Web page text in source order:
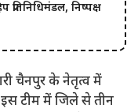
प्रतिनिधिमंडल, निष्पक्ष
चैनपुर के नेतृत्व में
टीम में जिले से तीन